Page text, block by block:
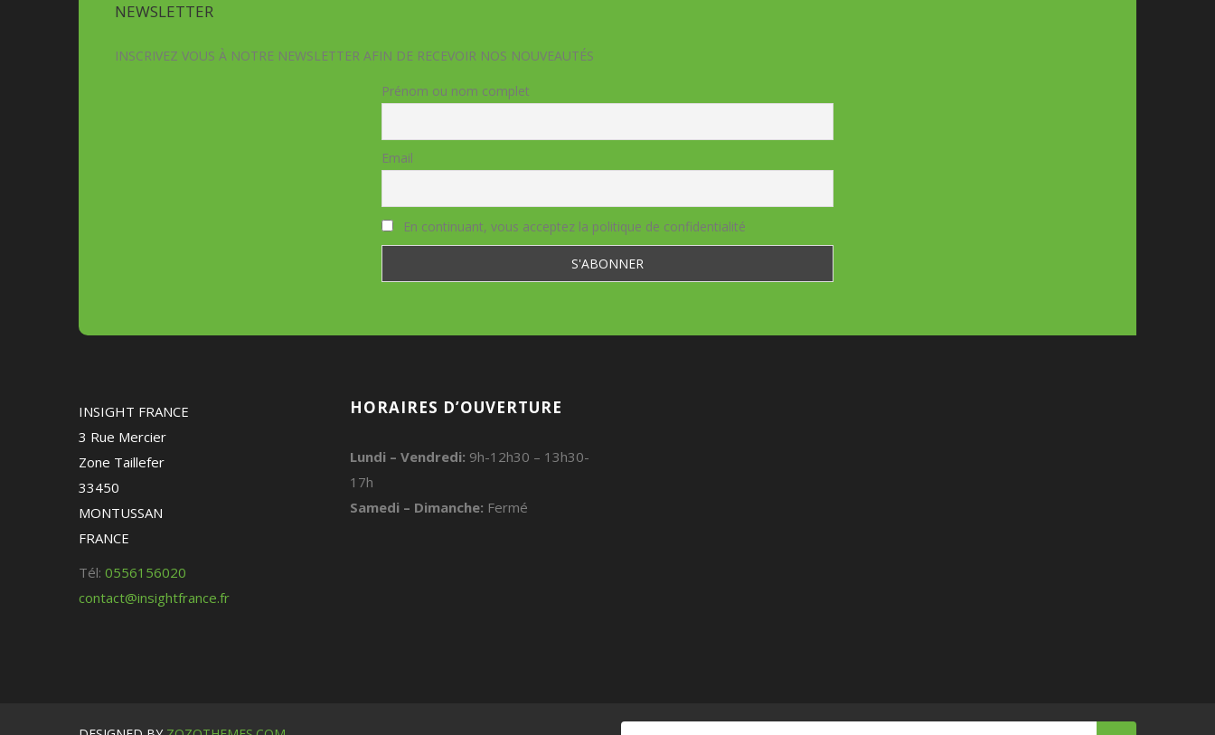
NEWSLETTER
INSCRIVEZ VOUS À NOTRE NEWSLETTER AFIN DE RECEVOIR NOS NOUVEAUTÉS
Prénom ou nom complet
Email
En continuant, vous acceptez la politique de confidentialité
INSIGHT FRANCE
3 Rue Mercier
Zone Taillefer
33450
MONTUSSAN
FRANCE
Tél: 0556156020
contact@insightfrance.fr
HORAIRES D’OUVERTURE
Lundi – Vendredi: 9h-12h30 – 13h30-
17h
Samedi – Dimanche: Fermé